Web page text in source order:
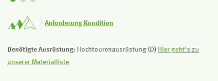
Anforderung Kondition
Benötigte Ausrüstung: Hochtourenausrüstung (D) Hier geht's zu
unserer Materialliste